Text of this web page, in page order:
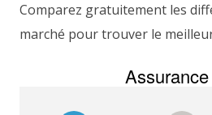
Comparez gratuitement les
marché pour trouver le